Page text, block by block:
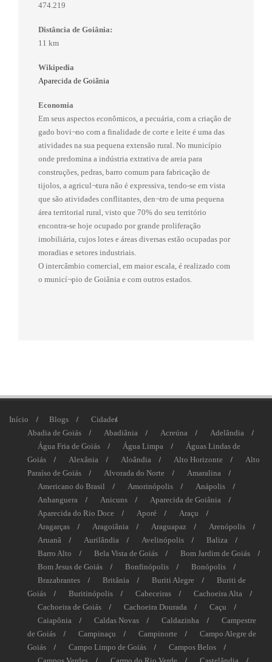
474.219
Distância de Goiânia:
11 km
Wikipedia
Aparecida de Goiânia
Economia
Em seus aspectos econômicos, a pecuária, com a criação de
gado bovi¬no com a finalidade de corte e leite é uma das
atividades na sua pequena extensão rural. No município
onde predomina a indústria extrativa de areia para
construções, pedras, barro comum para fabricação de
tijolos, a agricul¬tura não é expressiva, tendo-se em vista
que são atividades conflitantes, den¬tro de uma pequena
área territorial rural, visto que 70% do seu território
encontra-se hoje ocupado por grande proliferação
imobiliária, cujos lotes e áreas diversas estão ocupadas por
moradias e setores industriais.
O intercâmbio comercial, em maior escala, é realizado com
o municí¬pio de Goiânia e com outros estados.
Início Blogs
Cidades
Abadia de Goiás
Abadiânia Acreúna
Adelândia
Água Fria de Goiás
Água Limpa
Águas Lindas de
Goiás
Alexânia Aloândia Alto Horizonte
Alto
Paraíso de Goiás
Alvorada do Norte
Amaralina
Americano do Brasil
Amorinópolis
Anápolis
Anhanguera
Anicuns
Aparecida de Goiânia
Aparecida do Rio Doce
Aporé
Araçu
Aragarças
Aragoiânia Araguapaz
Arenópolis
Aruanã
Aurilândia Avelinópolis
Baliza
Barro Alto
Bela Vista de Goiás
Bom Jardim de Goiás
Bom Jesus de Goiás
Bonfinópolis
Bonópolis
Brazabrantes
Britânia Buriti Alegre
Buriti de
Goiás
Buritinópolis Cabeceiras
Cachoeira Alta
Cachoeira de Goiás
Cachoeira Dourada
Caçu
Caiapônia
Caldas Novas Caldazinha
Campestre
de Goiás
Campinaçu Campinorte
Campo Alegre de
Goiás
Campo Limpo de Goiás
Campos Belos